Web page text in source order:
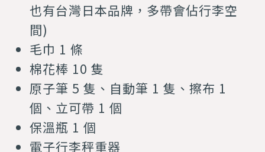
也有台灣日本品牌，多帶會佔行李空
間)
毛巾 1 條
棉花棒 10 隻
原子筆 5 隻、自動筆 1 隻、擦布 1
個、立可帶 1 個
保溫瓶 1 個
電子行李秤重器